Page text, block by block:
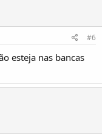
#6
esteja nas bancas